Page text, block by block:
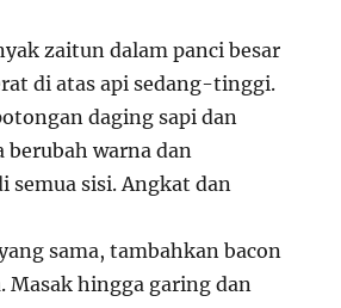
zaitun dalam panci besar
di atas api sedang-tinggi.
daging sapi dan
berubah warna dan
semua sisi. Angkat dan
sama, tambahkan bacon
Masak hingga garing dan